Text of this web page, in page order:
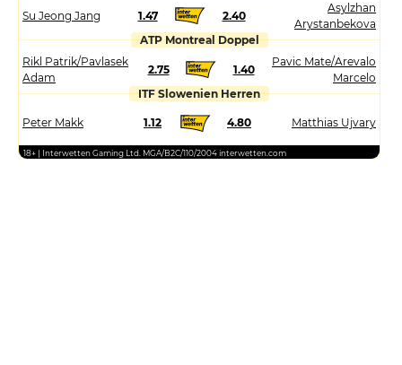
Su Jeong Jang 1.47 2.40
Asylzhan
Arystanbekova
ATP Montreal Doppel
Rikl Patrik/Pavlasek
Adam
2.75 1.40
Pavic Mate/Arevalo
Marcelo
ITF Slowenien Herren
Peter Makk 1.12 4.80 Matthias Ujvary
18+ | Interwetten Gaming Ltd. MGA/B2C/110/2004 interwetten.com